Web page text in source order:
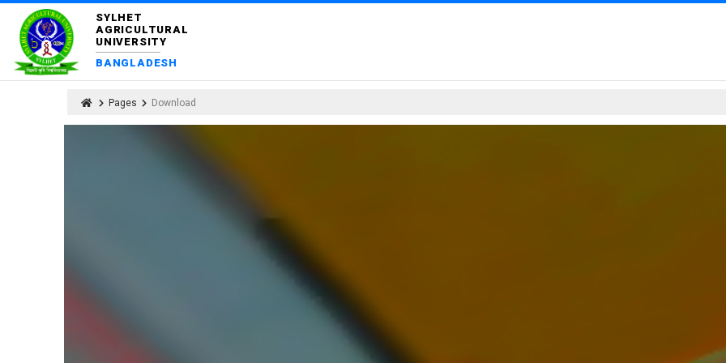
SYLHET
AGRICULTURAL
UNIVERSITY
BANGLADESH
Pages Download